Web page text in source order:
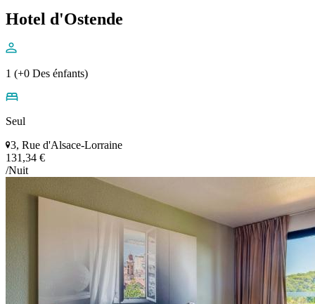
Hotel d'Ostende
1 (+0 Des énfants)
Seul
3, Rue d'Alsace-Lorraine
131,34 €
/Nuit